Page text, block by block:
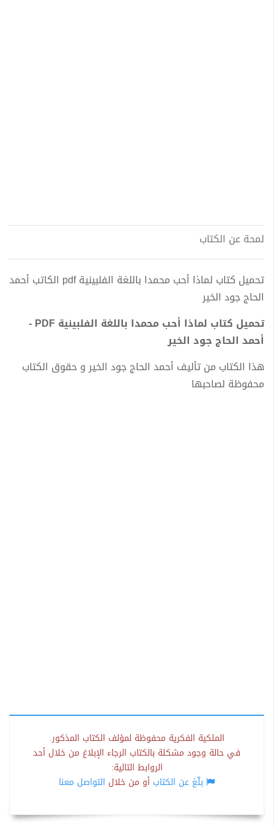
لمحة عن الكتاب
تحميل كتاب لماذا أحب محمدا باللغة الفلبينية pdf الكاتب أحمد
الحاج جود الخير
تحميل كتاب لماذا أحب محمدا باللغة الفلبينية PDF -
أحمد الحاج جود الخير
هذا الكتاب من تأليف أحمد الحاج جود الخير و حقوق الكتاب
محفوظة لصاحبها
الملكية الفكرية محفوظة لمؤلف الكتاب المذكور.
في حالة وجود مشكلة بالكتاب الرجاء الإبلاغ من خلال أحد
الروابط التالية:
بلّغ عن الكتاب أو من خلال التواصل معنا